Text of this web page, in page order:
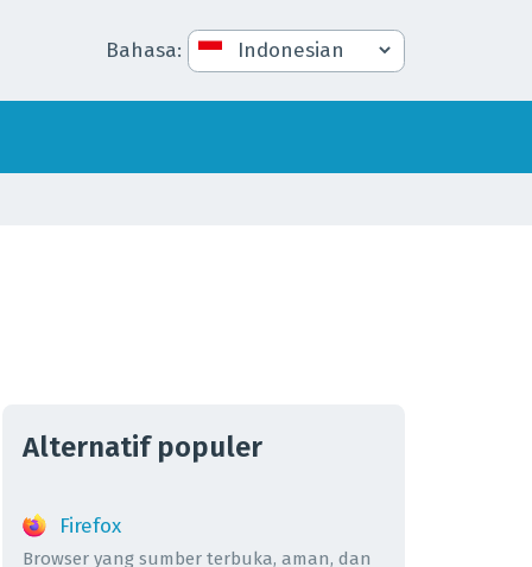
Bahasa:
Alternatif populer
Firefox
Browser yang sumber terbuka, aman, dan